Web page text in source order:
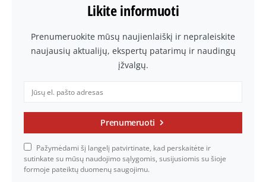
Likite informuoti
Prenumeruokite mūsų naujienlaiškį ir nepraleiskite
naujausių aktualijų, ekspertų patarimų ir naudingų
įžvalgų.
Prenumeruoti
Pažymėdami šį langelį patvirtinate, kad perskaitėte ir
sutinkate su mūsų naudojimo sąlygomis, susijusiomis su šioje
formoje pateiktų duomenų saugojimu.